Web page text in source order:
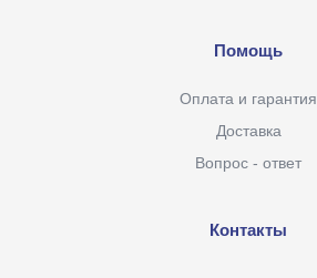
Помощь
Оплата и гарантия
Доставка
Вопрос - ответ
Контакты